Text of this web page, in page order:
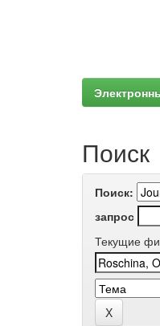
Поиск
Поиск:
запрос
Текущие